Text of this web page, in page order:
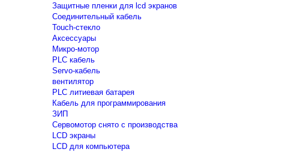
Защитные пленки для lcd экранов
Соединительный кабель
Touch-стекло
Аксессуары
Микро-мотор
PLC кабель
Servo-кабель
вентилятор
PLC литиевая батарея
Кабель для программирования
ЗИП
Сервомотор снято с производства
LCD экраны
LCD для компьютера